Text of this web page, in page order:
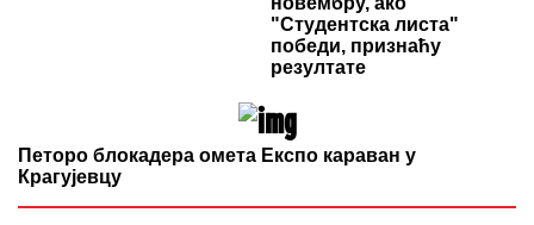
"Студентска листа"
победи, признаћу
резултате
Петоро блокадера омета Експо караван у
Крагујевцу